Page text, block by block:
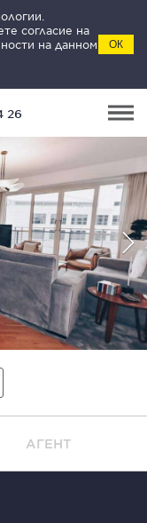
согласие на
на данном
ОК
26
АГЕНТ